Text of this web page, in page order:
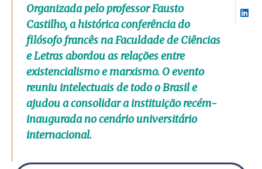
Organizada pelo professor Fausto
Castilho, a histórica conferência do
filósofo francês na Faculdade de Ciências
e Letras abordou as relações entre
existencialismo e marxismo. O evento
reuniu intelectuais de todo o Brasil e
ajudou a consolidar a instituição recém-
inaugurada no cenário universitário
internacional.